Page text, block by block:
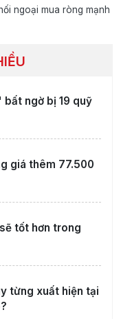
ngoại mua ròng mạnh
ngờ bị 19 quỹ
giá thêm 77.500
tốt hơn trong
từng xuất hiện tại